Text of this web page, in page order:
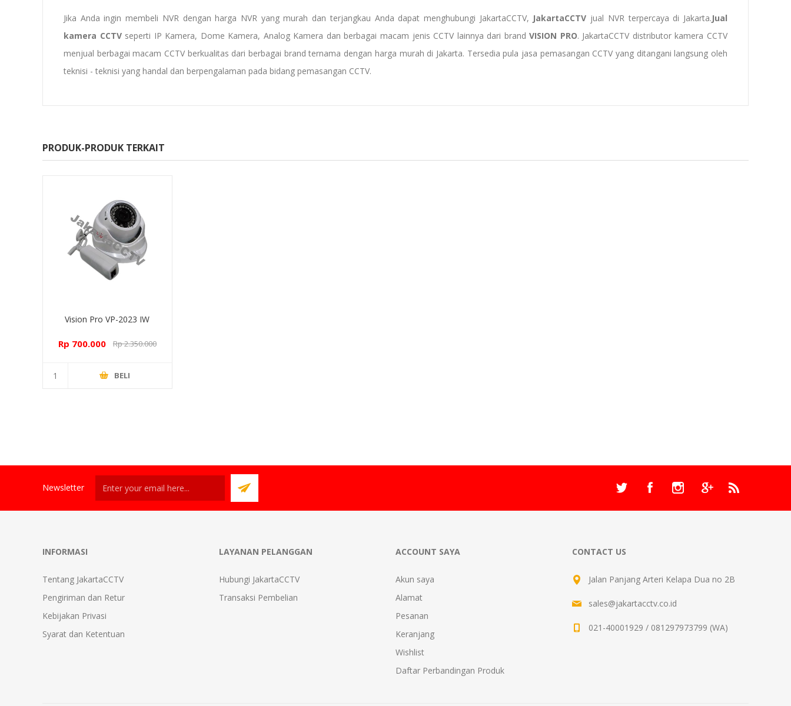
Jika Anda ingin membeli NVR dengan harga NVR yang murah dan terjangkau Anda dapat menghubungi JakartaCCTV, JakartaCCTV jual NVR terpercaya di Jakarta.Jual
kamera CCTVseperti IP Kamera, Dome Kamera, Analog Kamera dan berbagai macam jenis CCTV lainnya dari brandVISION PRO. JakartaCCTV distributor kamera CCTV
menjual berbagai macam CCTV berkualitas dari berbagai brand ternama dengan harga murah di Jakarta. Tersedia pula jasa pemasangan CCTV yang ditangani langsung oleh
teknisi - teknisi yang handal dan berpengalaman pada bidang pemasangan CCTV.
PRODUK-PRODUK TERKAIT
Vision Pro VP-2023 IW
Rp 700.000 Rp 2.350.000
BELI
Newsletter
INFORMASI
Tentang JakartaCCTV
Pengiriman dan Retur
Kebijakan Privasi
Syarat dan Ketentuan
LAYANAN PELANGGAN
Hubungi JakartaCCTV
Transaksi Pembelian
ACCOUNT SAYA
Akun saya
Alamat
Pesanan
Keranjang
Wishlist
Daftar Perbandingan Produk
CONTACT US
Jalan Panjang Arteri Kelapa Dua no 2B
sales@jakartacctv.co.id
021-40001929 / 081297973799 (WA)